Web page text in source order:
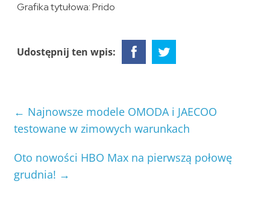
Grafika tytułowa: Prido
Udostępnij ten wpis:
← Najnowsze modele OMODA i JAECOO
testowane w zimowych warunkach
Oto nowości HBO Max na pierwszą połowę
grudnia! →